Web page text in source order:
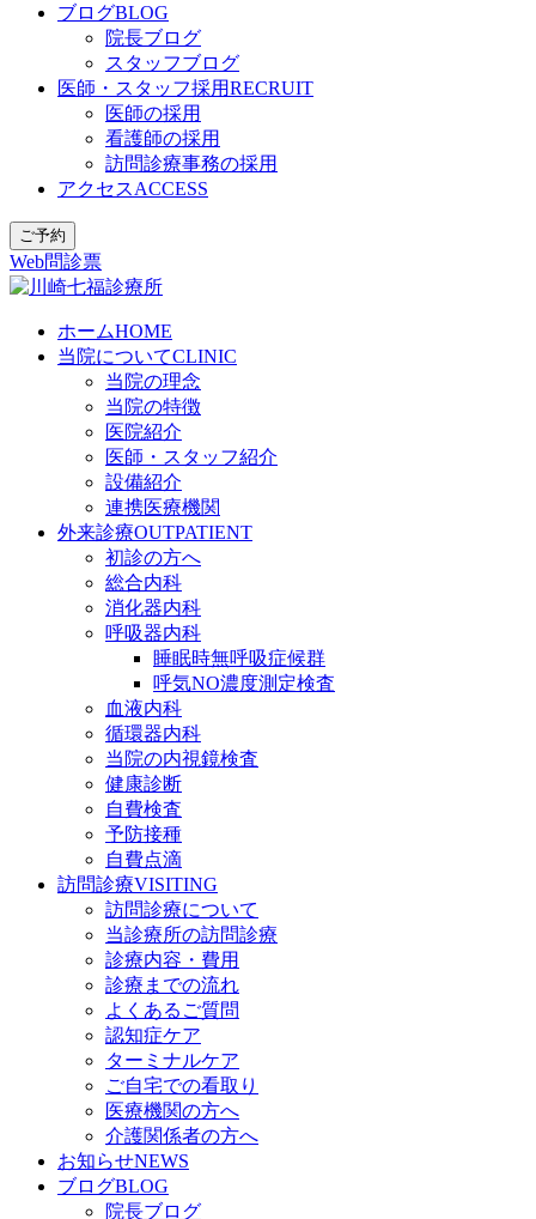
ブログBLOG
院長ブログ
スタッフブログ
医師・スタッフ採用RECRUIT
医師の採用
看護師の採用
訪問診療事務の採用
アクセスACCESS
ご予約
Web問診票
ホームHOME
当院についてCLINIC
当院の理念
当院の特徴
医院紹介
医師・スタッフ紹介
設備紹介
連携医療機関
外来診療OUTPATIENT
初診の方へ
総合内科
消化器内科
呼吸器内科
睡眠時無呼吸症候群
呼気NO濃度測定検査
血液内科
循環器内科
当院の内視鏡検査
健康診断
自費検査
予防接種
自費点滴
訪問診療VISITING
訪問診療について
当診療所の訪問診療
診療内容・費用
診療までの流れ
よくあるご質問
認知症ケア
ターミナルケア
ご自宅での看取り
医療機関の方へ
介護関係者の方へ
お知らせNEWS
ブログBLOG
院長ブログ